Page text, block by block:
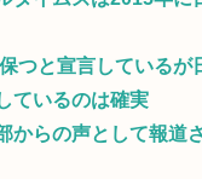
つと宣言しているが
ているのは確実
からの声として報道